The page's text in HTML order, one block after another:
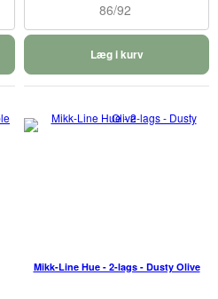
86/92
Læg i kurv
Mikk-Line Hue - 2-lags - Dusty Olive